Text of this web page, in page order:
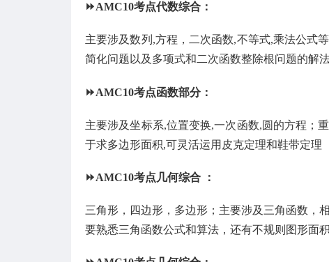
⏩AMC10考点代数综合：
主要涉及数列,方程，二次函数,不等式,乘法公式
简化问题以及多项式和二次函数整除根问题的解
⏩AMC10考点函数部分：
主要涉及坐标系,位置变换,一次函数,圆的方程；
于求多边形面积,可灵活运用皮克定理和鞋带定理
⏩AMC10考点几何综合 ：
三角形，四边形，多边形；主要涉及三角函数，
要熟悉三角函数公式和算法，还有不规则图形面